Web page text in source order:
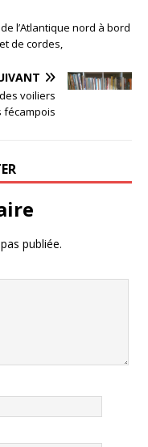
l’Atlantique nord à bord
de cordes,
voiliers
fécampois
publiée.